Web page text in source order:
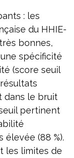
: les
du HHIE-
bonnes,
spécificité
(score seuil
dans le bruit
pertinent
élevée (88 %).
les limites de